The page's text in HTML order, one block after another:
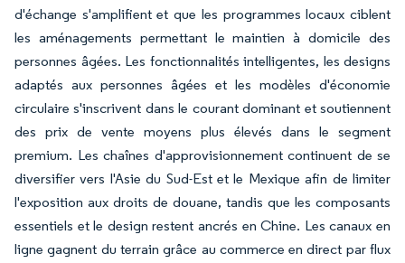
d'échange s'amplifient et que les programmes locaux ciblent
les aménagements permettant le maintien à domicile des
personnes âgées. Les fonctionnalités intelligentes, les designs
adaptés aux personnes âgées et les modèles d'économie
circulaire s'inscrivent dans le courant dominant et soutiennent
des prix de vente moyens plus élevés dans le segment
premium. Les chaînes d'approvisionnement continuent de se
diversifier vers l'Asie du Sud-Est et le Mexique afin de limiter
l'exposition aux droits de douane, tandis que les composants
essentiels et le design restent ancrés en Chine. Les canaux en
ligne gagnent du terrain grâce au commerce en direct par flux